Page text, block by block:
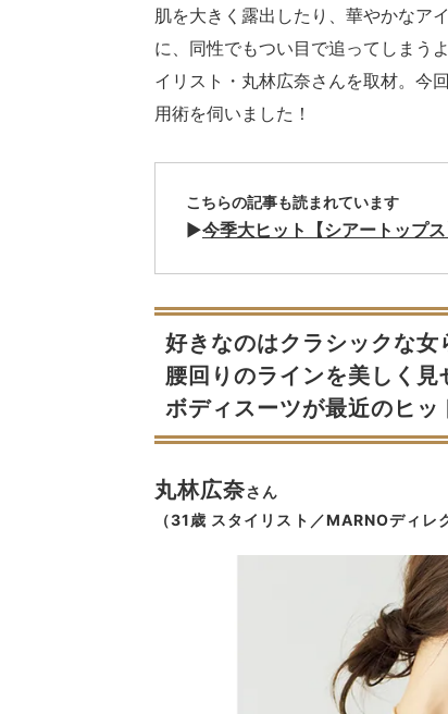
肌を大きく露出したり、華やかなア
に、同性でもつい目で追ってしまう
イリスト・丸林広奈さんを取材。今
用術を伺いました！
こちらの記事も読まれています
▶︎今季大ヒット【シアートップ
好きなのはクラシックな女
腰回りのラインを美しく見
ボディスーツが最近のヒッ
丸林広奈さん
（31歳 スタイリスト／MARNOディレ